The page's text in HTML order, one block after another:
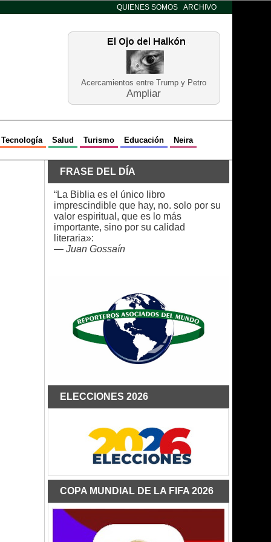
QUIENES SOMOS ARCHIVO
Acercamientos entre Trump y Petro
Ampliar
Tecnología Salud Turismo Educación Neira
FRASE DEL DÍA
“La Biblia es el único libro
imprescindible que hay, no. solo por su
valor espiritual, que es lo más
importante, sino por su calidad
literaria»:
— Juan Gossaín
ELECCIONES 2026
COPA MUNDIAL DE LA FIFA 2026